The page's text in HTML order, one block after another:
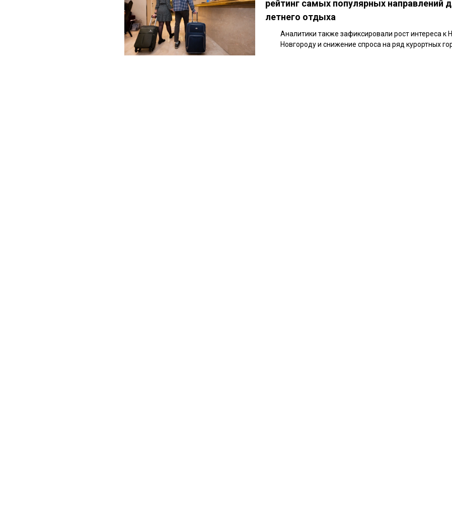
рейтинг самых популярных направлений
летнего отдыха
Аналитики также зафиксировали рост интереса к
Новгороду и снижение спроса на ряд курортных